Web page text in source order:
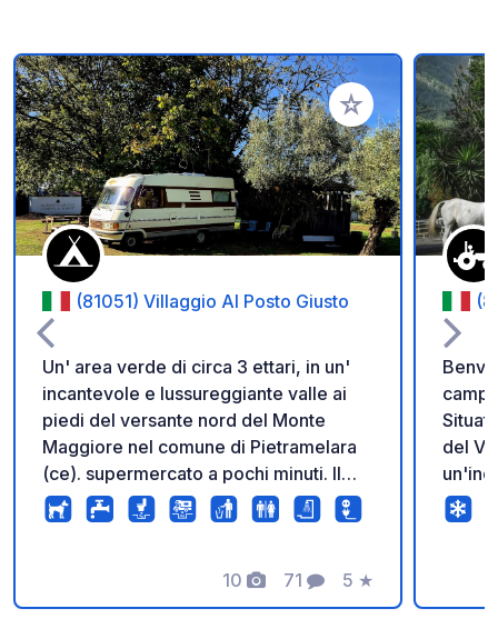
Aggiungi ai tuoi
(81051) Villaggio Al Posto Giusto
Un' area verde di circa 3 ettari, in un'
incantevole e lussureggiante valle ai
piedi del versante nord del Monte
Maggiore nel comune di Pietramelara
(ce). supermercato a pochi minuti. Il
camping è fornito di tutti i servizi
essenziali e consente l'accesso di
è asfaltata (ultimi 100mt sterrato
facilmente percorribili).
10
Foto
71
Commenti
5
Valutazione
★
del